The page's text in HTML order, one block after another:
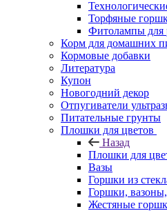
Торфяные
Фитолампы для
Корм для домашних
Кормовые добавки
Литература
Купон
Новогодний декор
Отпугиватели
Питательные грунты
Плошки для цветов
Назад
Плошки для
Вазы
Горшки из
Горшки,
Жестяные